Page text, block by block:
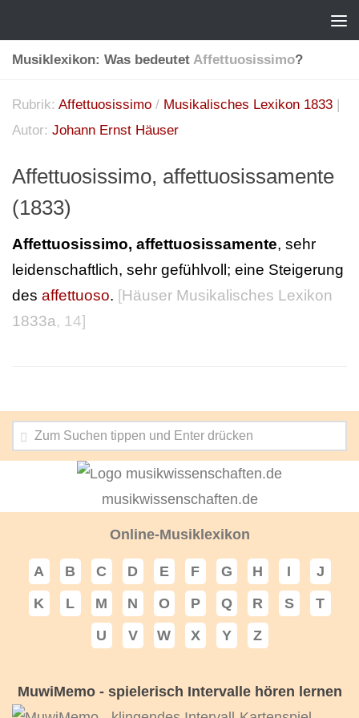
Musiklexikon: Was bedeutet Affettuosissimo?
Rubrik: Affettuosissimo / Musikalisches Lexikon 1833 |
Autor: Johann Ernst Häuser
Affettuosissimo, affettuosissamente
(1833)
Affettuosissimo, affettuosissamente, sehr
leidenschaftlich, sehr gefühlvoll; eine Steigerung
des affettuoso. [Häuser Musikalisches Lexikon
1833a, 14]
musikwissenschaften.de
Online-Musiklexikon
A B C D E F G H I
J
K
L M N O P Q R S
T
U
V W X Y Z
MuwiMemo - spielerisch Intervalle hören lernen